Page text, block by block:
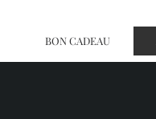
BON CADEAU